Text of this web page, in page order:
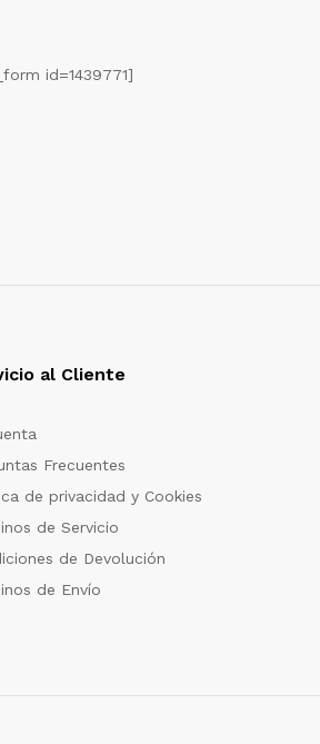
id=1439771]
al Cliente
Frecuentes
de privacidad y Cookies
de Servicio
de Devolución
de Envío